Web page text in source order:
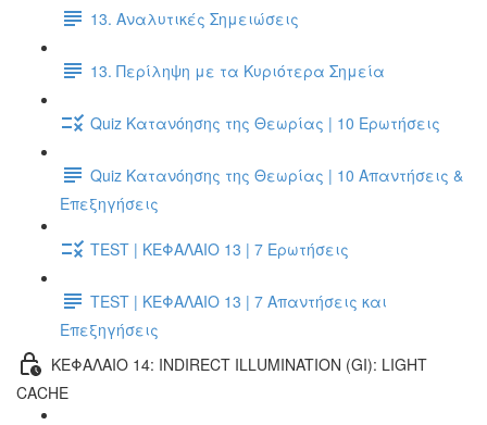
13. Αναλυτικές Σημειώσεις
13. Περίληψη με τα Κυριότερα Σημεία
Quiz Κατανόησης της Θεωρίας | 10 Ερωτήσεις
Quiz Κατανόησης της Θεωρίας | 10 Απαντήσεις &
Επεξηγήσεις
TEST | ΚΕΦΑΛΑΙΟ 13 | 7 Ερωτήσεις
TEST | ΚΕΦΑΛΑΙΟ 13 | 7 Απαντήσεις και
Επεξηγήσεις
ΚΕΦΑΛΑΙΟ 14: INDIRECT ILLUMINATION (GI): LIGHT
CACHE